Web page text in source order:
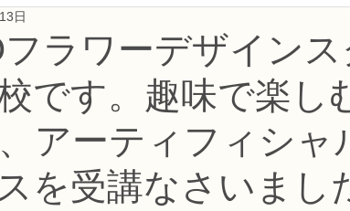
ーデザイナー資格検定1級コース
ス フラワー装飾技能検定1級レッスン フラワー装
楽しむフラワーレッスン アーティフィシャルフラワーコー
ラワーデザインス
です。趣味で楽し
アーティフィシャ
を受講なさいまし
日